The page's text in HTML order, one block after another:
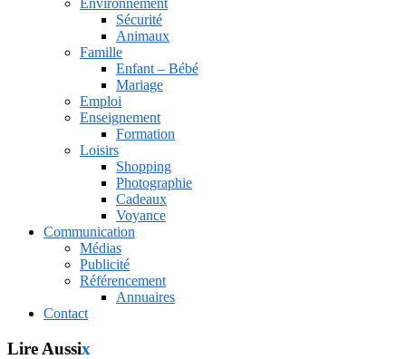
Sécurité
Animaux
Famille
Enfant – Bébé
Mariage
Emploi
Enseignement
Formation
Loisirs
Shopping
Photographie
Cadeaux
Voyance
Communication
Médias
Publicité
Référencement
Annuaires
Contact
Lire Aussix